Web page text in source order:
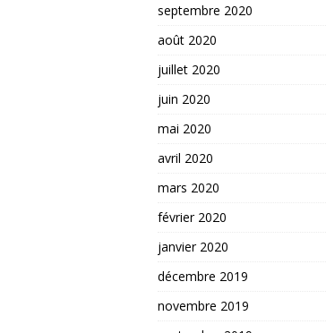
septembre 2020
août 2020
juillet 2020
juin 2020
mai 2020
avril 2020
mars 2020
février 2020
janvier 2020
décembre 2019
novembre 2019